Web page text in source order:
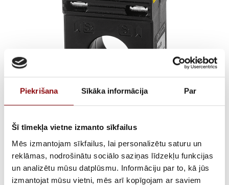
Piekrišana Sīkāka informācija Par
Šī tīmekļa vietne izmanto sīkfailus
Mēs izmantojam sīkfailus, lai personalizētu saturu un
reklāmas, nodrošinātu sociālo saziņas līdzekļu funkcijas
un analizētu mūsu datplūsmu. Informāciju par to, kā jūs
izmantojat mūsu vietni, mēs arī kopīgojam ar saviem
TCA21 100/5 cl.0,5
1,5VA + fix